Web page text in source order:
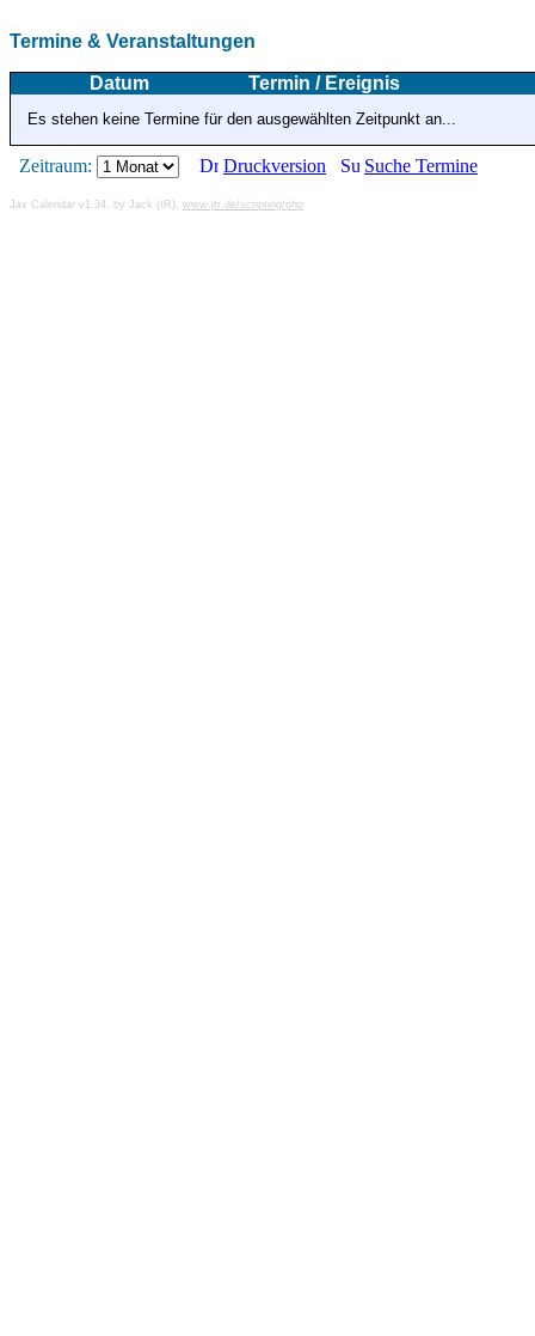
Termine & Veranstaltungen
Datum Termin / Ereignis
Es stehen keine Termine für den ausgewählten Zeitpunkt an...
Zeitraum: Druckversion Suche Termine
Jax Calendar v1.34, by Jack (tR), www.jtr.de/scripting/php